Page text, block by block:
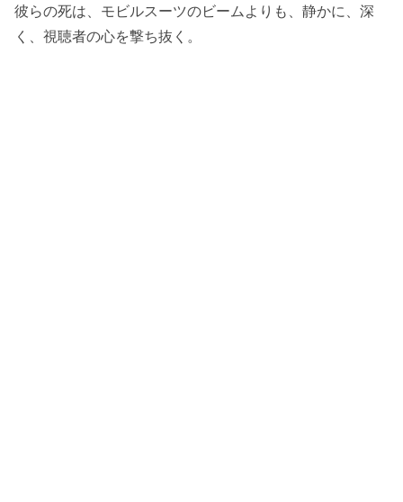
彼らの死は、モビルスーツのビームよりも、静かに、深
く、視聴者の心を撃ち抜く。